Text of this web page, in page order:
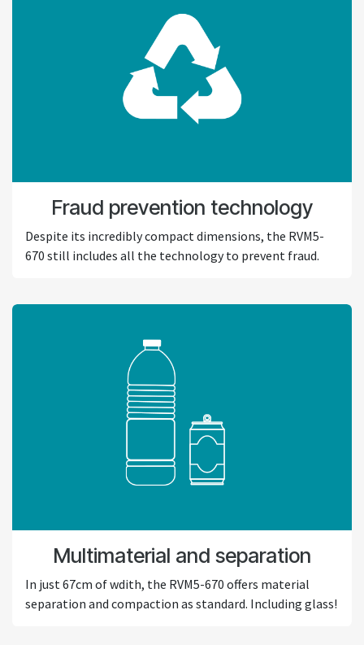
Fraud prevention technology
Despite its incredibly compact dimensions, the RVM5-
670 still includes all the technology to prevent fraud.
Multimaterial and separation
In just 67cm of wdith, the RVM5-670 offers material
separation and compaction as standard. Including glass!